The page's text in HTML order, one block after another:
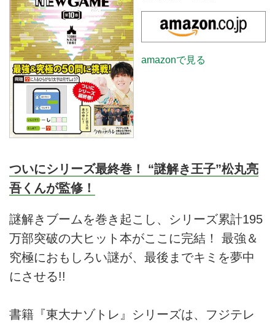
amazonで見る
ついにシリーズ最終巻！ “謎解き王子”松丸亮
吾くんが監修！
謎解きブームを巻き起こし、シリーズ累計195
万部突破の大ヒット本がここに完結！ 最強＆
究極におもしろい謎が、最後までキミを夢中
にさせる!!
書籍『東大ナゾトレ』シリーズは、フジテレ